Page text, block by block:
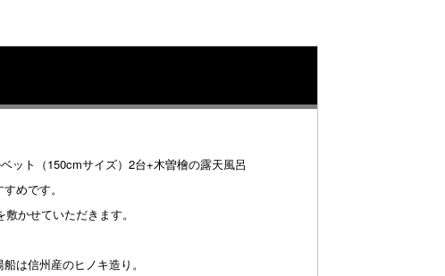
ット（150cmサイズ）2台+木曽檜の露天風呂
めです。
かせていただきます。
は信州産のヒノキ造り。